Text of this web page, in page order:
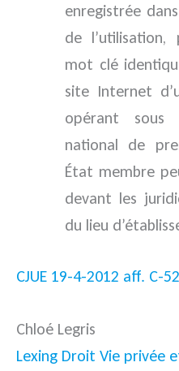
enregistrée
de l’utilisation,
mot clé
site Internet
opérant
national de
État membre
devant les
du lieu
CJUE 19-4-2012 aff. C-
Chloé Legris
Lexing Droit Vie privée